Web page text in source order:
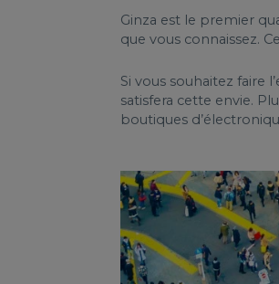
Ginza est le premier
que vous connaissez.
Si vous souhaitez faire
satisfera cette envie.
boutiques